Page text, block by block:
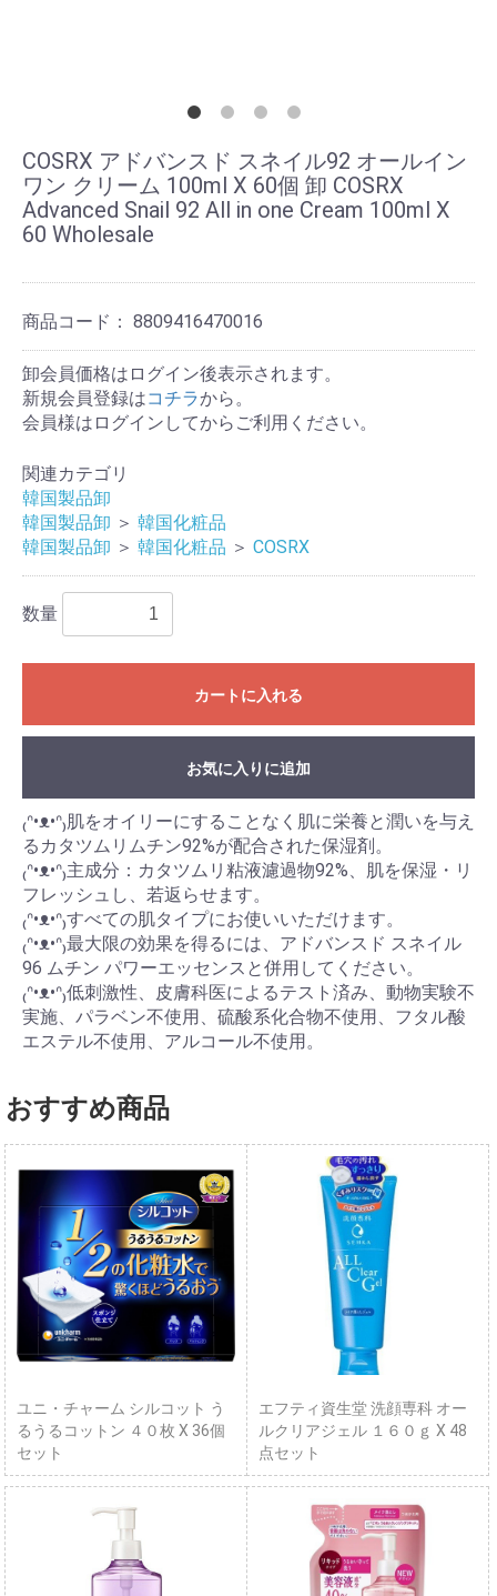
COSRX アドバンスド スネイル92 オールイン
ワン クリーム 100ml X 60個 卸 COSRX
Advanced Snail 92 All in one Cream 100ml X
60 Wholesale
商品コード： 8809416470016
卸会員価格はログイン後表示されます。
新規会員登録はコチラから。
会員様はログインしてからご利用ください。
関連カテゴリ
韓国製品卸
韓国製品卸 ＞ 韓国化粧品
韓国製品卸 ＞ 韓国化粧品 ＞ COSRX
数量
カートに入れる
お気に入りに追加
₍ᐢ•ᴥ•ᐢ₎肌をオイリーにすることなく肌に栄養と潤いを与え
るカタツムリムチン92%が配合された保湿剤。
₍ᐢ•ᴥ•ᐢ₎主成分：カタツムリ粘液濾過物92%、肌を保湿・リ
フレッシュし、若返らせます。
₍ᐢ•ᴥ•ᐢ₎すべての肌タイプにお使いいただけます。
₍ᐢ•ᴥ•ᐢ₎最大限の効果を得るには、アドバンスド スネイル
96 ムチン パワーエッセンスと併用してください。
₍ᐢ•ᴥ•ᐢ₎低刺激性、皮膚科医によるテスト済み、動物実験不
実施、パラベン不使用、硫酸系化合物不使用、フタル酸
エステル不使用、アルコール不使用。
おすすめ商品
ユニ・チャーム シルコット う
るうるコットン ４０枚 X 36個
セット
エフティ資生堂 洗顔専科 オー
ルクリアジェル １６０ｇ X 48
点セット